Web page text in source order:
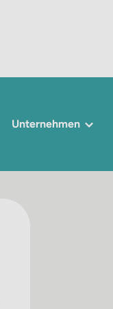
Unternehmen